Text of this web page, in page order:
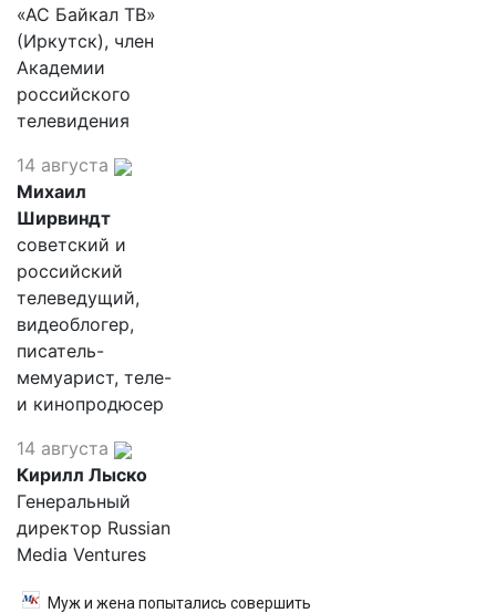
«АС Байкал ТВ»
(Иркутск), член
Академии
российского
телевидения
14 августа
Михаил
Ширвиндт
советский и
российский
телеведущий,
видеоблогер,
писатель-
мемуарист, теле-
и кинопродюсер
14 августа
Кирилл Лыско
Генеральный
директор Russian
Media Ventures
Муж и жена попытались совершить